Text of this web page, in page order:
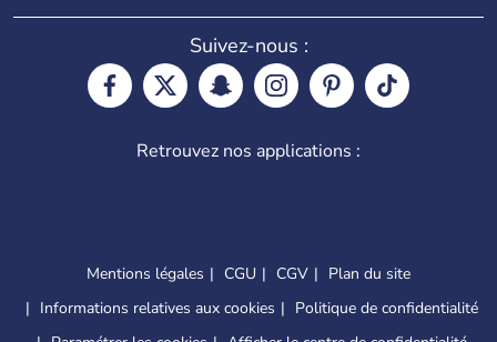
Suivez-nous :
Retrouvez nos applications :
Mentions légales CGU CGV
Plan du site
Informations relatives aux cookies
Politique de confidentialité